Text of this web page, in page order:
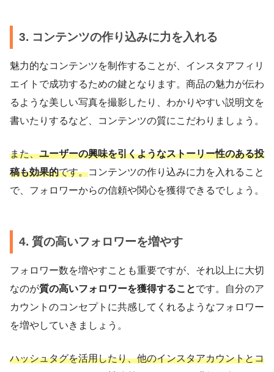
3. コンテンツの作り込みに力を入れる
魅力的なコンテンツを制作することが、インスタアフィリ
エイトで成功するための鍵となります。商品の魅力が伝わ
るような美しい写真を撮影したり、わかりやすい説明文を
書いたりするなど、コンテンツの質にこだわりましょう。
また、ユーザーの興味を引くようなストーリー性のある投
稿も効果的です。コンテンツの作り込みに力を入れること
で、フォロワーからの信頼や関心を獲得できるでしょう。
4. 質の高いフォロワーを増やす
フォロワー数を増やすことも重要ですが、それ以上に大切
なのが質の高いフォロワーを獲得することです。自分のア
カウントのコンセプトに共感してくれるようなフォロワー
を増やしていきましょう。
ハッシュタグを活用したり、他のインスタアカウントとコ